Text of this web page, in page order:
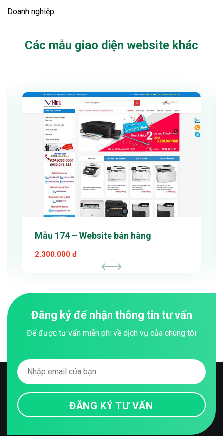
Doanh nghiệp
Các mẫu giao diện website khác
Mẫu 174 – Website bán hàng
2.300.000 đ
Đăng ký để nhận thông tin tư vấn
Để được tư vấn miễn phí về dịch vụ của chúng tôi